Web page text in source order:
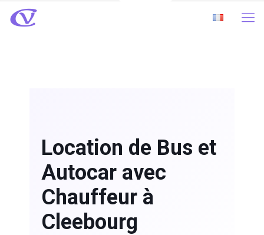
Location de Bus et
Autocar avec
Chauffeur à
Cleebourg